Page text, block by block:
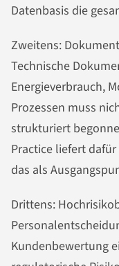
Datenbasis die
Zweitens:
Technische
Energieverbrauch,
Prozessen muss
strukturiert
Practice liefert
das als
Drittens:
Kundenbewertung